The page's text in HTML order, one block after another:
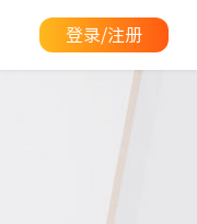
登录/注册